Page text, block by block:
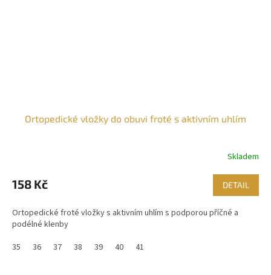
Ortopedické vložky do obuvi froté s aktivním uhlím
Skladem
158 Kč DETAIL
Ortopedické froté vložky s aktivním uhlím s podporou příčné a
podélné klenby
35
36 37 38 39 40 41